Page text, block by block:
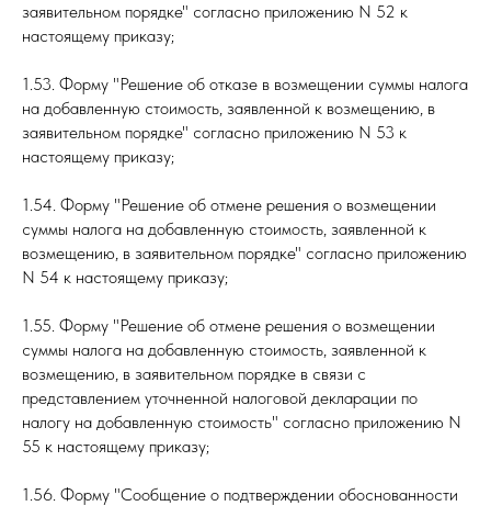
заявительном порядке" согласно приложению N 52 к
настоящему приказу;
1.53. Форму "Решение об отказе в возмещении суммы налога
на добавленную стоимость, заявленной к возмещению, в
заявительном порядке" согласно приложению N 53 к
настоящему приказу;
1.54. Форму "Решение об отмене решения о возмещении
суммы налога на добавленную стоимость, заявленной к
возмещению, в заявительном порядке" согласно приложению
N 54 к настоящему приказу;
1.55. Форму "Решение об отмене решения о возмещении
суммы налога на добавленную стоимость, заявленной к
возмещению, в заявительном порядке в связи с
представлением уточненной налоговой декларации по
налогу на добавленную стоимость" согласно приложению N
55 к настоящему приказу;
1.56. Форму "Сообщение о подтверждении обоснованности